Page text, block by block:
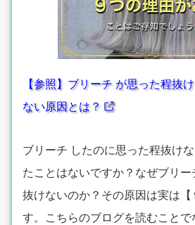
【参照】ブリーチ が思った程抜
ない原因とは？
ブリーチ したのに思った程抜け
たことはないですか？なぜブリ
抜けないのか？その原因は実は【
す。こちらのブログを読むこと